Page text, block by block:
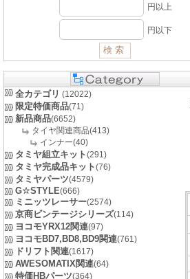
円以上
円以下
全カテゴリ (12022)
限定特価商品(71)
新品商品(6652)
タイヤ関連商品(413)
インナー(40)
タミヤ組立キット(291)
タミヤ完成品キット(76)
タミヤパーツ(4579)
G☆STYLE(666)
ミニッツレーサー(2574)
京商ビンテージシリーズ(114)
ヨコモYRX12関連(97)
ヨコモBD7,BD8,BD9関連(761)
ドリフト関連(1617)
AWESOMATIX関連(64)
特価HBパーツ(364)